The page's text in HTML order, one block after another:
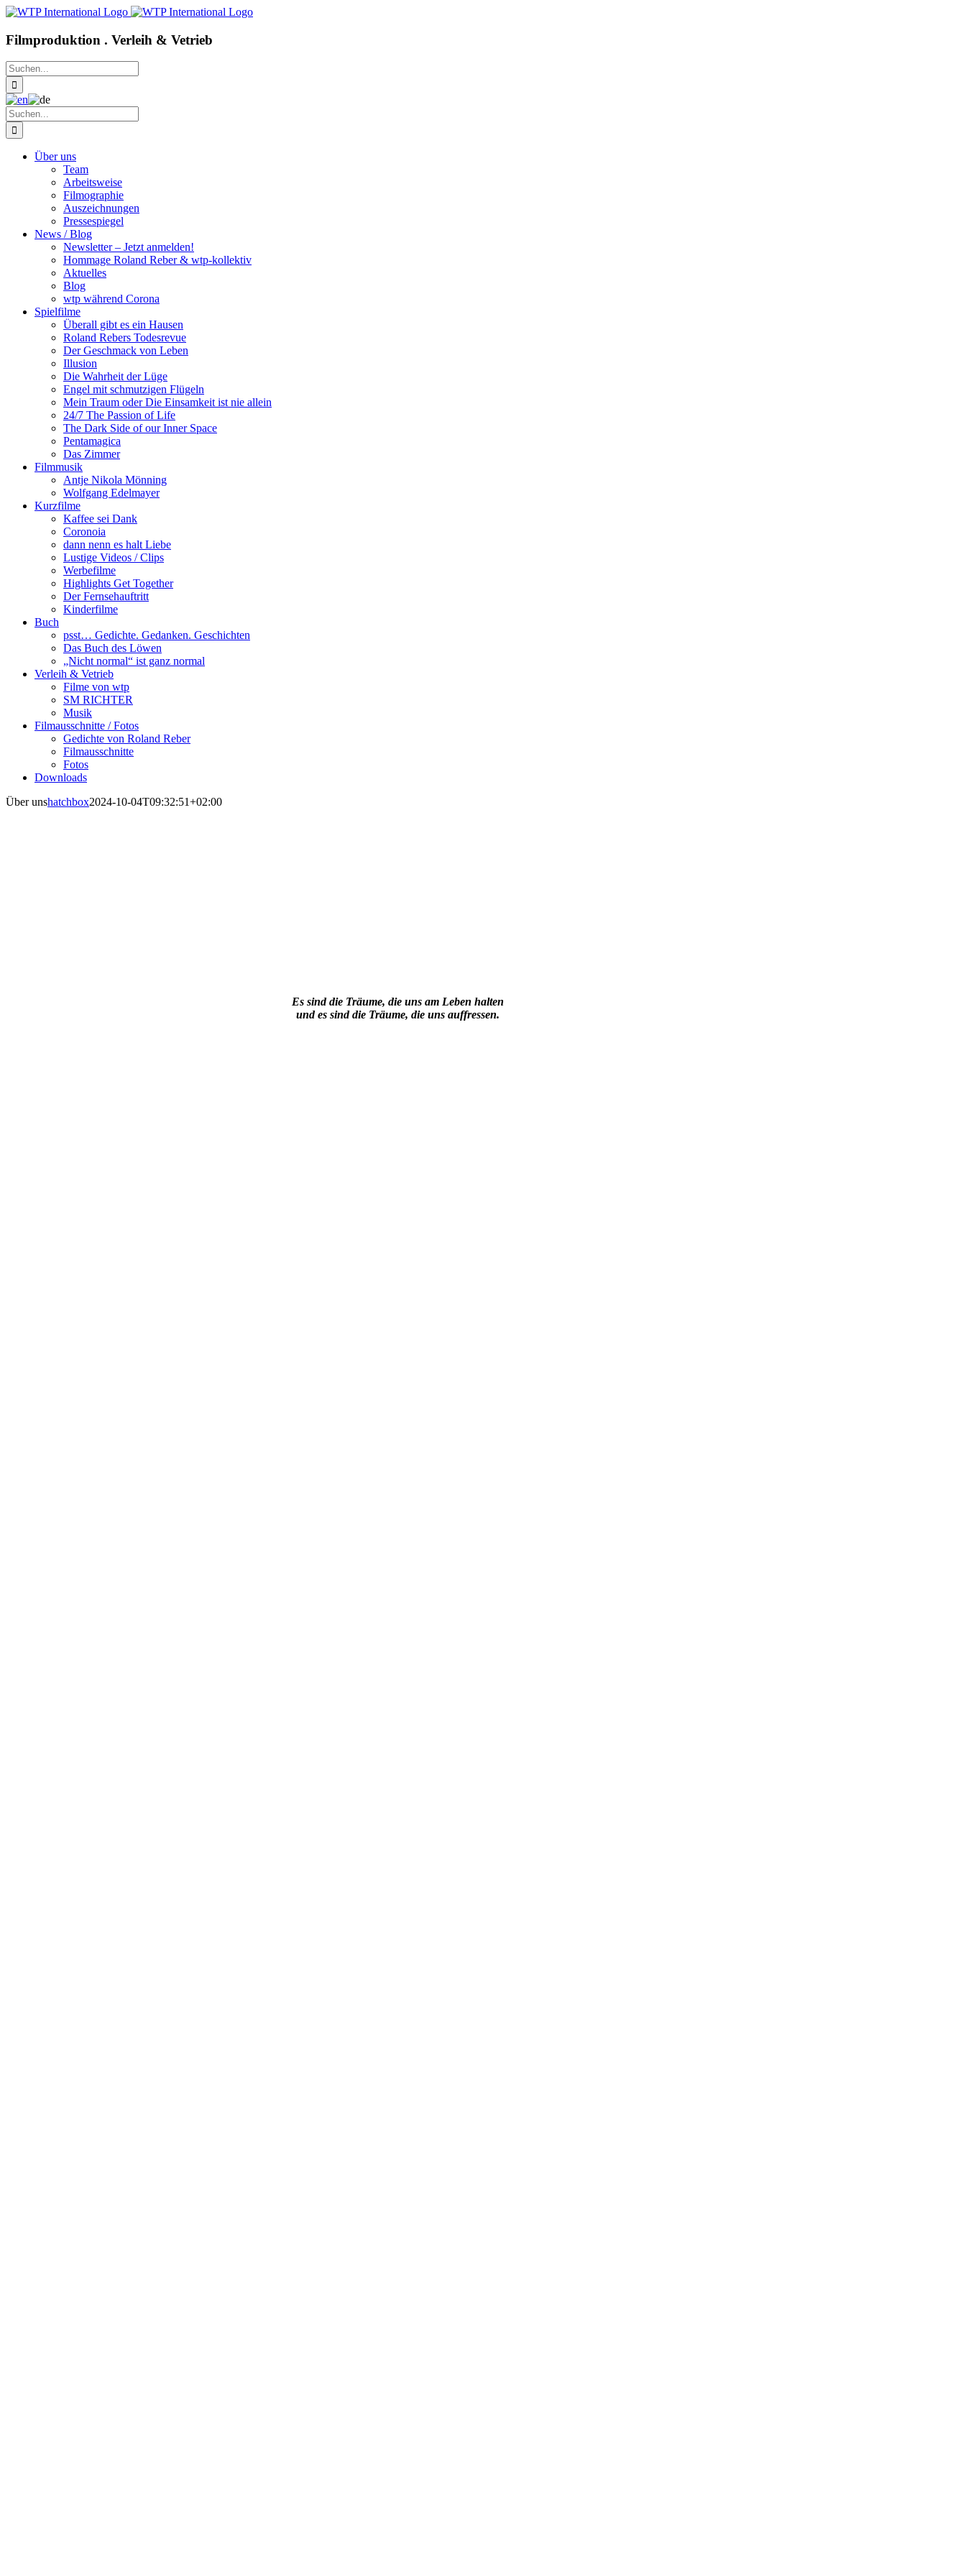
Zum
springen
Filmproduktion . Verleih & Vetrieb
Suche
nach:
Suche
nach:
Über uns
Team
Arbeitsweise
Filmographie
Auszeichnungen
Pressespiegel
News / Blog
Newsletter – Jetzt anmelden!
Hommage Roland Reber & wtp-kollektiv
Aktuelles
Blog
wtp während Corona
Spielfilme
Überall gibt es ein Hausen
Roland Rebers Todesrevue
Der Geschmack von Leben
Illusion
Die Wahrheit der Lüge
Engel mit schmutzigen Flügeln
Mein Traum oder Die Einsamkeit ist nie allein
24/7 The Passion of Life
The Dark Side of our Inner Space
Pentamagica
Das Zimmer
Filmmusik
Antje Nikola Mönning
Wolfgang Edelmayer
Kurzfilme
Kaffee sei Dank
Coronoia
dann nenn es halt Liebe
Lustige Videos / Clips
Werbefilme
Highlights Get Together
Der Fernsehauftritt
Kinderfilme
Buch
psst… Gedichte. Gedanken. Geschichten
Das Buch des Löwen
„Nicht normal“ ist ganz normal
Verleih & Vetrieb
Filme von wtp
SM RICHTER
Musik
Filmausschnitte / Fotos
Gedichte von Roland Reber
Filmausschnitte
Fotos
Downloads
Über unshatchbox2024-10-04T09:32:51+02:00
Es sind die Träume, die uns am Leben halten
und es sind die Träume, die uns auffressen.